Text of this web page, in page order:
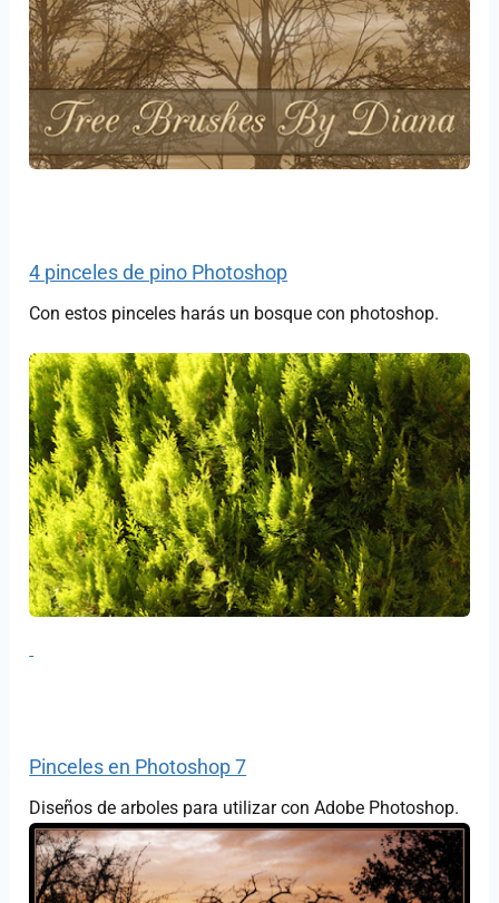
4 pinceles de pino Photoshop
Con estos pinceles harás un bosque con photoshop.
Pinceles en Photoshop 7
Diseños de arboles para utilizar con Adobe Photoshop.